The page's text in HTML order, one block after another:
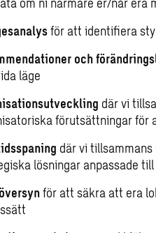
för att identifiera
och
läge
där vi
förutsättningar för
där vi
lösningar anpassade
för att säkra att era